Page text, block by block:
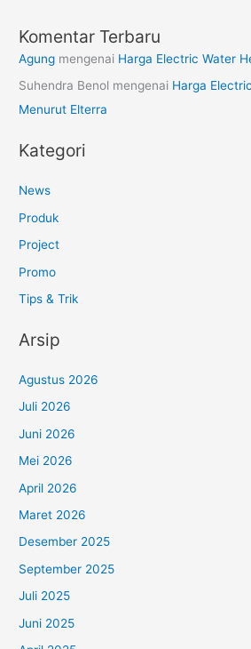
Komentar Terbaru
Agung mengenai Harga Electric Water
Suhendra Benol mengenai Harga
Menurut Elterra
Kategori
News
Produk
Project
Promo
Tips & Trik
Arsip
Agustus 2026
Juli 2026
Juni 2026
Mei 2026
April 2026
Maret 2026
Desember 2025
September 2025
Juli 2025
Juni 2025